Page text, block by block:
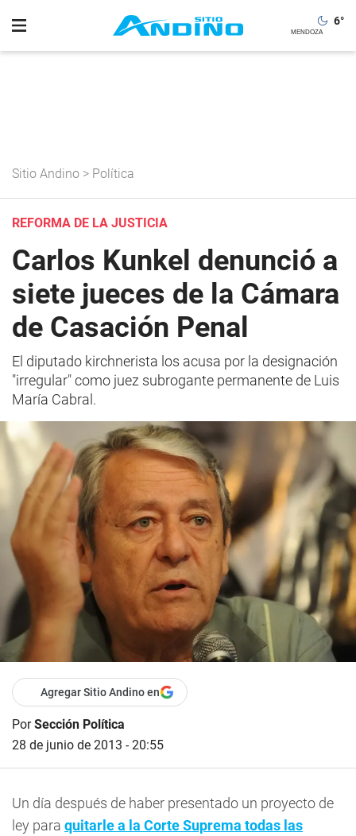
6°
Sitio Andino > Política
REFORMA DE LA JUSTICIA
Carlos Kunkel denunció a
siete jueces de la Cámara
de Casación Penal
El diputado kirchnerista los acusa por la designación
"irregular" como juez subrogante permanente de Luis
María Cabral.
Agregar Sitio Andino en
PorSección Política
28 de junio de 2013 - 20:55
Un día después de haber presentado un proyecto de
ley para quitarle a la Corte Suprema todas las